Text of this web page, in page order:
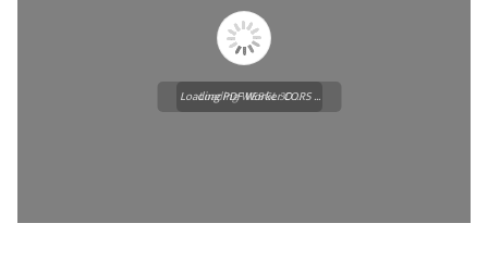
Loading WEBGL 3D ...
Loading PDF Worker CORS ...